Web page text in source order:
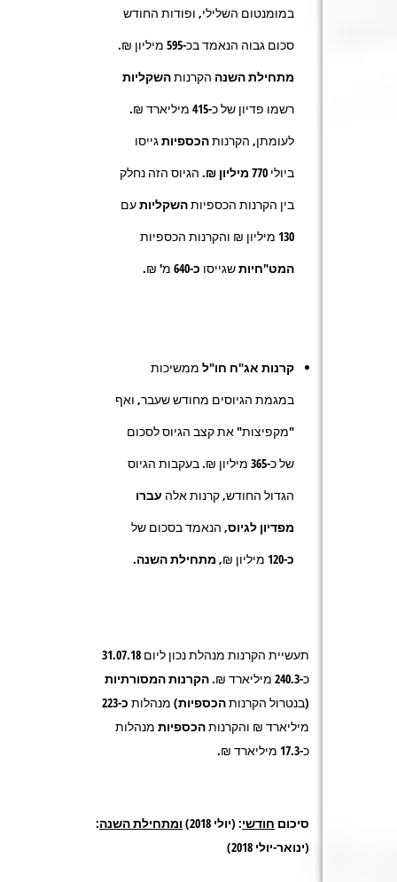
במומנטום השלילי, ופודות החודש
סכום גבוה הנאמד בכ-595
מיליון ₪.
מתחילת השנה הקרנותהשקליות
רשמו פדיון של כ-415 מיליארד ₪.
לעומתן, הקרנותהכספיותגייסו
ביולי 770 מיליון ₪.
הגיוס הזה נחלק
בין הקרנות הכספיותהשקליותעם
130 מיליון ₪ והקרנות הכספיות
המט"חיותשגייסו כ-640 מ' ₪.
קרנות אג"ח חו"ל ממשיכות
במגמת הגיוסים מחודש שעבר, ואף
"מקפיצות" את קצב הגיוס לסכום
של כ-365 מיליון ₪. בעקבות הגיוס
הגדול החודש, קרנות אלה עברו
מפדיון לגיוס, הנאמד בסכום של
כ-120
מיליון ₪, מתחילת השנה.
תעשיית הקרנות מנהלת נכון ליום 31.07.18
כ-240.3 מיליארד ₪.הקרנות המסורתיות
(בנטרול הקרנותהכספיות) מנהלות כ-223
מיליארד ₪ והקרנותהכספיות מנהלות
כ-17.3 מיליארד ₪.
סיכום חודשי: (יולי 2018) ומתחילת השנה:
(ינואר-יולי 2018)